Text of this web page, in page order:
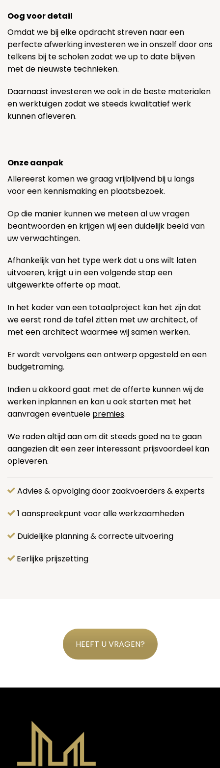
Oog voor detail
Omdat we bij elke opdracht streven naar een
perfecte afwerking investeren we in onszelf door ons
telkens bij te scholen zodat we up to date blijven
met de nieuwste technieken.
Daarnaast investeren we ook in de beste materialen
en werktuigen zodat we steeds kwalitatief werk
kunnen afleveren.
Onze aanpak
Allereerst komen we graag vrijblijvend bij u langs
voor een kennismaking en plaatsbezoek.
Op die manier kunnen we meteen al uw vragen
beantwoorden en krijgen wij een duidelijk beeld van
uw verwachtingen.
Afhankelijk van het type werk dat u ons wilt laten
uitvoeren, krijgt u in een volgende stap een
uitgewerkte offerte op maat.
In het kader van een totaalproject kan het zijn dat
we eerst rond de tafel zitten met uw architect, of
met een architect waarmee wij samen werken.
Er wordt vervolgens een ontwerp opgesteld en een
budgetraming.
Indien u akkoord gaat met de offerte kunnen wij de
werken inplannen en kan u ook starten met het
aanvragen eventuele premies.
We raden altijd aan om dit steeds goed na te gaan
aangezien dit een zeer interessant prijsvoordeel kan
opleveren.
Advies & opvolging door zaakvoerders & experts
1 aanspreekpunt voor alle werkzaamheden
Duidelijke planning & correcte uitvoering
Eerlijke prijszetting
HEEFT U VRAGEN?